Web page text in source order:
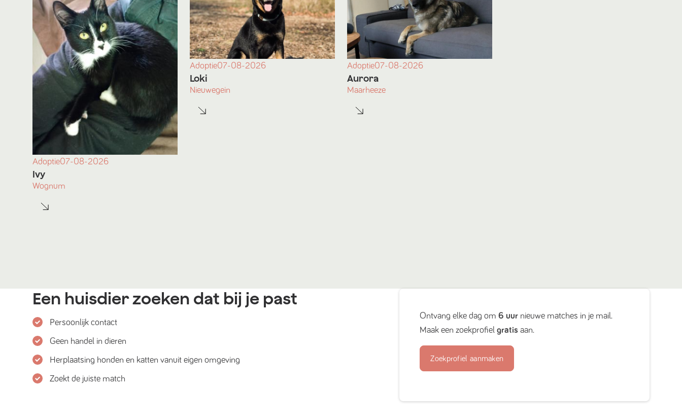
Adoptie07-08-2026
Ivy
Wognum
Adoptie07-08-2026
Loki
Nieuwegein
Adoptie07-08-2026
Aurora
Maarheeze
Een huisdier zoeken dat bij je past
Persoonlijk contact
Geen handel in dieren
Herplaatsing honden en katten vanuit eigen omgeving
Zoekt de juiste match
Ontvang elke dag om6 uur nieuwe matches in je mail.
Maak een zoekprofielgratis aan.
Zoekprofiel aanmaken